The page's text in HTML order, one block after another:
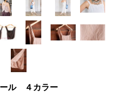
ール ４カラー